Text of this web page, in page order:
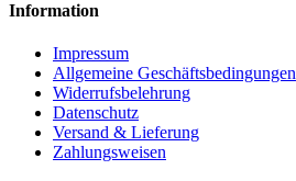
Information
Impressum
Allgemeine Geschäftsbedingungen
Widerrufsbelehrung
Datenschutz
Versand & Lieferung
Zahlungsweisen